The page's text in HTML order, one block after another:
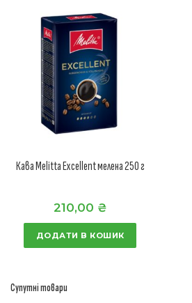
Кава Melitta Excellent мелена 250 г
210,00 ₴
ДОДАТИ В КОШИК
Супутні товари